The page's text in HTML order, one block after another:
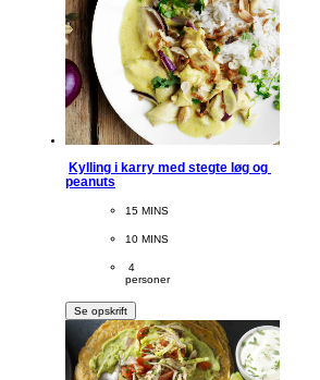
Kylling i karry med stegte løg og
peanuts
CookingTime
15 MINS
PreparationTime
10 MINS
Servings
4
personer
Se opskrift